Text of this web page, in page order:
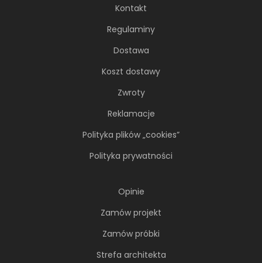
Kontakt
Regulaminy
Dostawa
Koszt dostawy
Zwroty
Reklamacje
Polityka plików „cookies”
Polityka prywatności
Opinie
Zamów projekt
Zamów próbki
Strefa architekta